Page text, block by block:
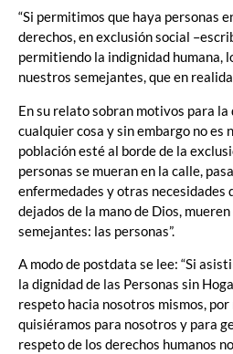
“Si permitimos que haya personas
derechos, en exclusión social
permitiendo la indignidad humana,
nuestros semejantes, que en
En su relato sobran motivos para la
cualquier cosa y sin embargo no es
población esté al borde de la
personas se mueran en la calle,
enfermedades y otras necesidades
dejados de la mano de Dios,
semejantes: las personas”.
A modo de postdata se lee: “Si
la dignidad de las Personas sin
respeto hacia nosotros mismos,
quisiéramos para nosotros y para
respeto de los derechos humanos